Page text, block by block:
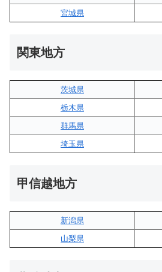
宮城県
関東地方
茨城県
栃木県
群馬県
埼玉県
甲信越地方
新潟県
山梨県